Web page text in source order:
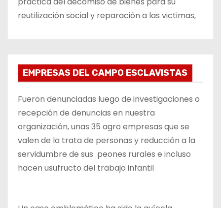
reutilización social y reparación a las victimas,
EMPRESAS DEL CAMPO ESCLAVISTAS
Fueron denunciadas luego de investigaciones o
recepción de denuncias en nuestra
organización, unas 35 agro empresas que se
valen de la trata de personas y reducción a la
servidumbre de sus peones rurales e incluso
hacen usufructo del trabajo infantil